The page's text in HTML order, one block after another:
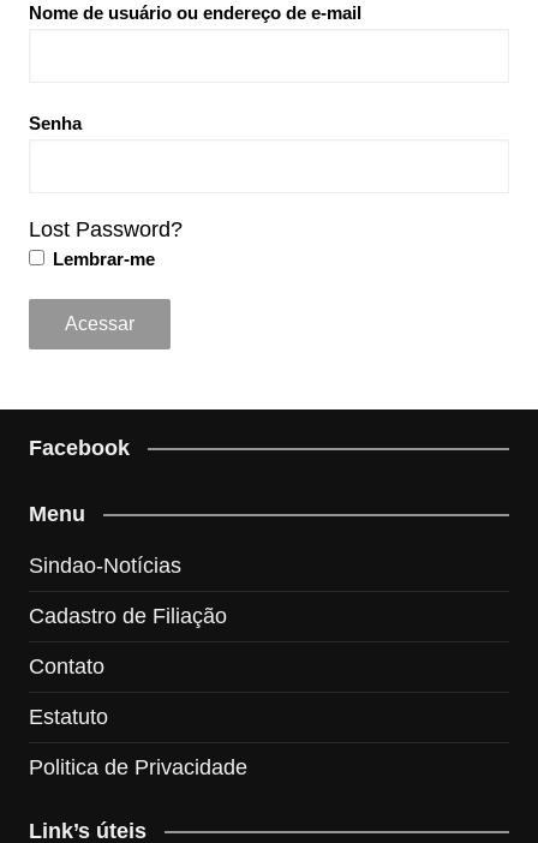
Nome de usuário ou endereço de e-mail
Senha
Lost Password?
Lembrar-me
Facebook
Menu
Sindao-Notícias
Cadastro de Filiação
Contato
Estatuto
Politica de Privacidade
Link’s úteis